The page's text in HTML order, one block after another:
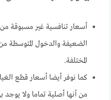
أسعار تنافسية غير مسبوقة
الضعيفة والدخول المتوسطة
المختلفة.
كما نوفر أيضا أسعار قطع
من أنها أصلية تماما ولا يوجد